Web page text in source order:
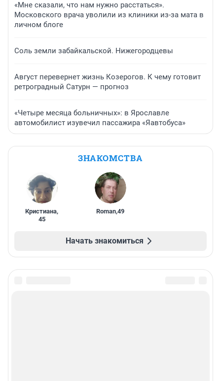
«Мне сказали, что нам нужно расстаться».
Московского врача уволили из клиники из-за мата в
личном блоге
Соль земли забайкальской. Нижегородцевы
Август перевернет жизнь Козерогов. К чему готовит
ретроградный Сатурн — прогноз
«Четыре месяца больничных»: в Ярославле
автомобилист изувечил пассажира «Яавтобуса»
ЗНАКОМСТВА
Кристиана,
45
Roman,49
Начать знакомиться